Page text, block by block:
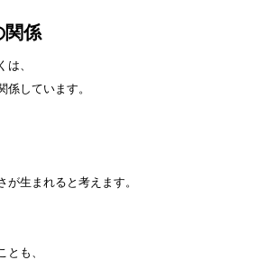
関係
は、
係しています。
が生まれると考えます。
とも、